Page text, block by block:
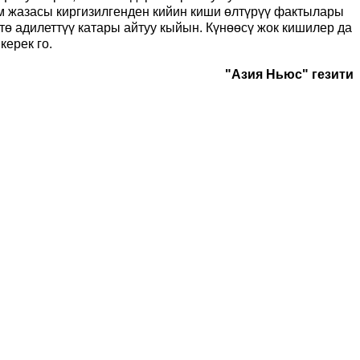
киргизилгенден кийин киши өлтүрүү фактылары
адилеттүү катары айтуу кыйын. Күнөөсү жок кишилер да
го.
"Азия Ньюс" гезити